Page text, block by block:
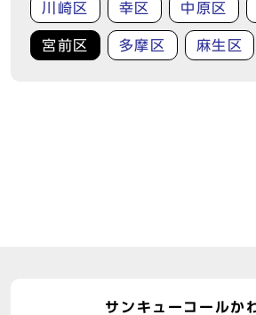
川崎区 幸区 中原区
宮前区 多摩区 麻生区
サンキューコールか